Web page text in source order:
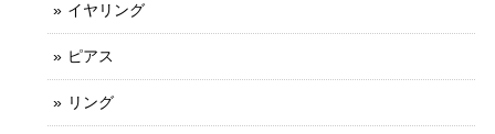
イヤリング
ピアス
リング